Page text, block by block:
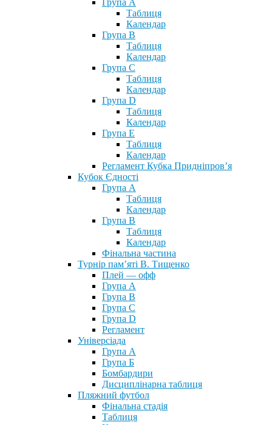
Група А
Таблиця
Календар
Група В
Таблиця
Календар
Група С
Таблиця
Календар
Група D
Таблиця
Календар
Група Е
Таблиця
Календар
Регламент Кубка Придніпров’я
Кубок Єдності
Група А
Таблиця
Календар
Група В
Таблиця
Календар
Фінальна частина
Турнір пам’яті В. Тищенко
Плей — офф
Група А
Група B
Група С
Група D
Регламент
Універсіада
Група А
Група Б
Бомбардири
Дисциплінарна таблиця
Пляжний футбол
Фінальна стадія
Таблиця